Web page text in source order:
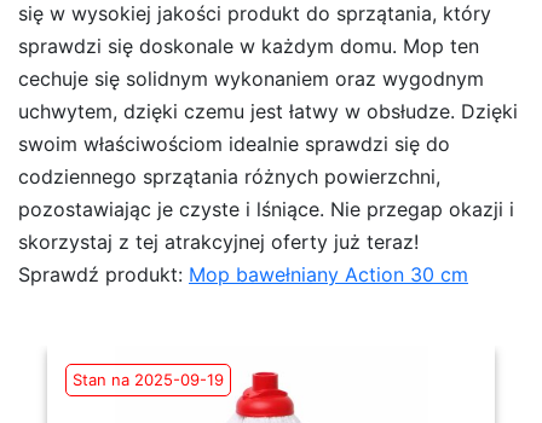
się w wysokiej jakości produkt do sprzątania, który
sprawdzi się doskonale w każdym domu. Mop ten
cechuje się solidnym wykonaniem oraz wygodnym
uchwytem, dzięki czemu jest łatwy w obsłudze. Dzięki
swoim właściwościom idealnie sprawdzi się do
codziennego sprzątania różnych powierzchni,
pozostawiając je czyste i lśniące. Nie przegap okazji i
skorzystaj z tej atrakcyjnej oferty już teraz!
Sprawdź produkt: Mop bawełniany Action 30 cm
Stan na 2025-09-19